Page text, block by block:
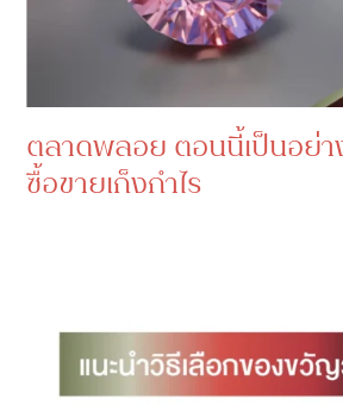
ตลาดพลอย ตอนนี้เป็นอย่า
ซื้อขายเก็งกำไร